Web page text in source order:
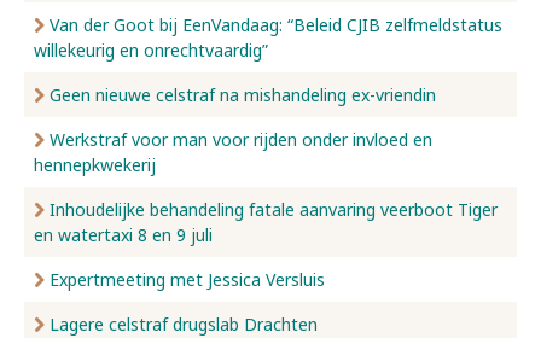
Van der Goot bij EenVandaag: “Beleid CJIB zelfmeldstatus
willekeurig en onrechtvaardig”
Geen nieuwe celstraf na mishandeling ex-vriendin
Werkstraf voor man voor rijden onder invloed en
hennepkwekerij
Inhoudelijke behandeling fatale aanvaring veerboot Tiger
en watertaxi 8 en 9 juli
Expertmeeting met Jessica Versluis
Lagere celstraf drugslab Drachten